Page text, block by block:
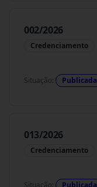
002/2026
Credenciamento
Situação: Publicada
013/2026
Credenciamento
Situação: Publicada